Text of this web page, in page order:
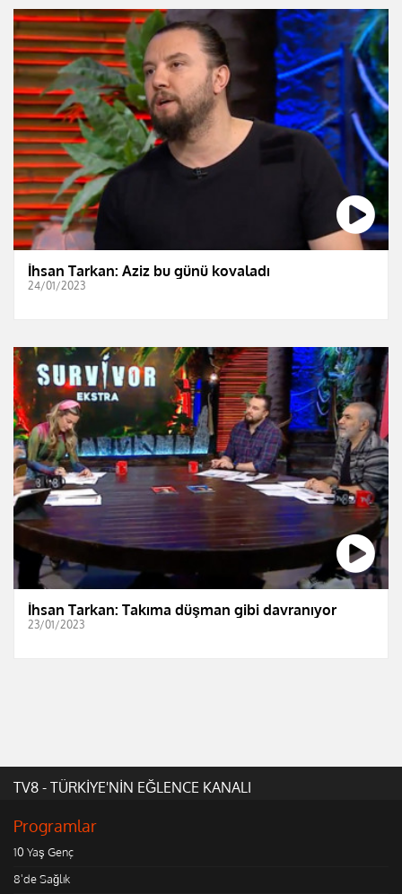
İhsan Tarkan: Aziz bu günü kovaladı
24/01/2023
İhsan Tarkan: Takıma düşman gibi davranıyor
23/01/2023
TV8 - TÜRKİYE'NİN EĞLENCE KANALI
Programlar
10 Yaş Genç
8'de Sağlık